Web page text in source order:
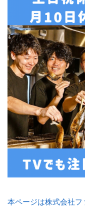
本ページは株式会社